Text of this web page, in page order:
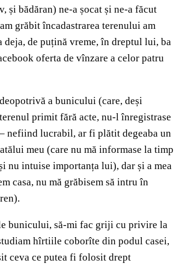
și bădăran) ne-a șocat și ne-a făcut
grăbit încadastrarea terenului am
deja, de puțină vreme, în dreptul lui, ba
oferta de vînzare a celor patru
a bunicului (care, deși
primit fără acte, nu-l înregistrase
nefiind lucrabil, ar fi plătit degeaba un
meu (care nu mă informase la timp
nu intuise importanța lui), dar și a mea
casa, nu mă grăbisem să intru în
bunicului, să-mi fac griji cu privire la
hîrtiile coborîte din podul casei,
ceva ce putea fi folosit drept